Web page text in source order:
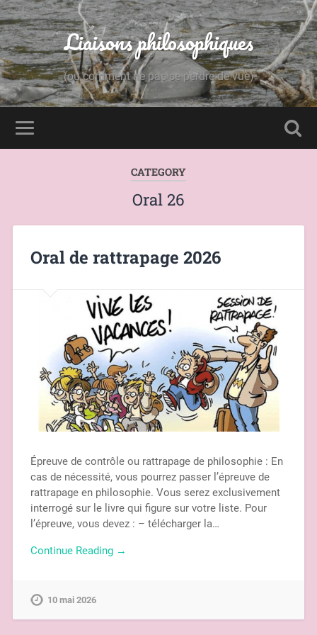
Liaisons philosophiques
(ou comment ne pas se perdre de vue)
CATEGORY
Oral 26
Oral de rattrapage 2026
Épreuve de contrôle ou rattrapage de philosophie : En
cas de nécessité, vous pourrez passer l’épreuve de
rattrapage en philosophie. Vous serez exclusivement
interrogé sur le livre qui figure sur votre liste. Pour
l’épreuve, vous devez : – télécharger la…
Continue Reading →
10 mai 2026